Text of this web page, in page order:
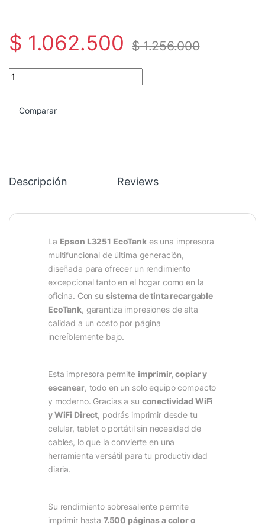
$ 1.062.500 $1.256.000
Impresora Epson L3251 Multifuncional WiFi con Sistema
Comparar
Descripción Reviews
La Epson L3251 EcoTankes una impresora
multifuncional de última generación,
diseñada para ofrecer un rendimiento
excepcional tanto en el hogar como en la
oficina. Con su sistema de tinta recargable
EcoTank, garantiza impresiones de alta
calidad a un costo por página
increíblemente bajo.
Esta impresora permite imprimir, copiar y
escanear, todo en un solo equipo compacto
y moderno. Gracias a su conectividad WiFi
y WiFi Direct, podrás imprimir desde tu
celular, tablet o portátil sin necesidad de
cables, lo que la convierte en una
herramienta versátil para tu productividad
diaria.
Su rendimiento sobresaliente permite
imprimir hasta 7.500 páginas a color o